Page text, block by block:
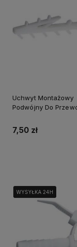
Uchwyt Montażowy
Podwójny Do
7,50 zł
WYSYŁKA 24H
WYSYŁKA 24H